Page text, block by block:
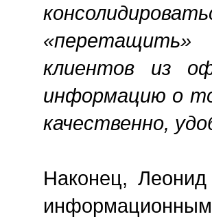
клиентов из
информацию о
качественно,
Наконец,